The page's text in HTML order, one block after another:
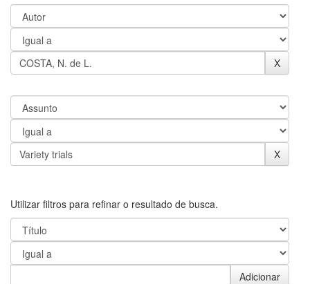
Utilizar filtros para refinar o resultado de busca.